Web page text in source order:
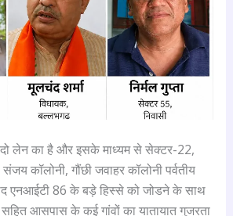
लेन का है और इसके माध्यम से सेक्टर-22,
कॉलोनी, गौंछी जवाहर कॉलोनी पर्वतीय
एनआईटी 86 के बड़े हिस्से को जोडने के साथ
आसपास के कई गांवों का यातायात गुजरता